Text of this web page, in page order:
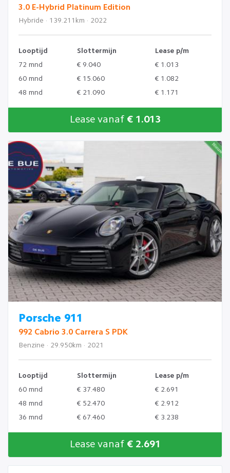
3.0 E-Hybrid Platinum Edition
Hybride · 139.211km · 2022
Looptijd Slottermijn
Lease p/m
72 mnd
€ 9.040
€ 1.013
60 mnd
€ 15.060
€ 1.082
48 mnd
€ 21.090 € 1.171
Lease vanaf € 1.013
Porsche 911
992 Cabrio 3.0 Carrera S PDK
Benzine · 29.950km · 2021
Looptijd Slottermijn
Lease p/m
60 mnd
€ 37.480
€ 2.691
48 mnd
€ 52.470
€ 2.912
36 mnd
€ 67.460 € 3.238
Lease vanaf € 2.691